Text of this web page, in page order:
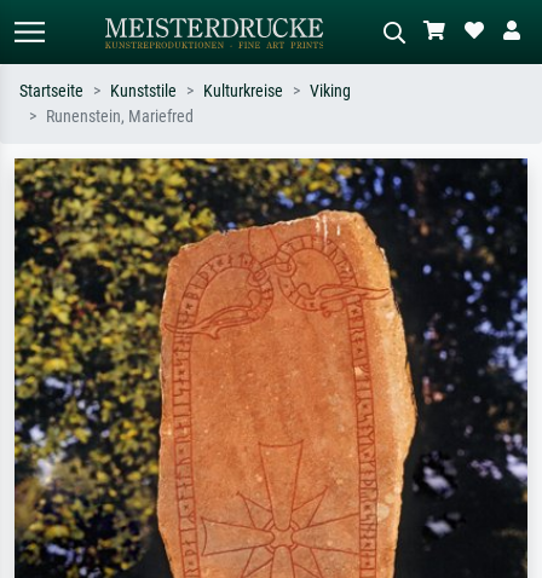
Suchen Sie nach Künstlern, Werktiteln
oder Stilen – z.B. Monet,
Sternennacht, Impressionismus, Welle
Hokusai, Akt.
Beschreiben Sie die Szene – z.B. Grüne
Wiese, Abstrakt mit viel Rot, Dunkles
Ölgemälde, Stehender Akt neben einem
Baum.
Startseite Kunststile Kulturkreise
Viking
Runenstein, Mariefred